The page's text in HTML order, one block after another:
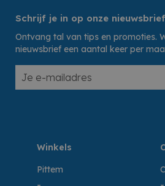
Schrijf je in op onze nieuwsbrief
Ontvang tal van tips en promoties.
nieuwsbrief een aantal keer per
Winkels
Pittem